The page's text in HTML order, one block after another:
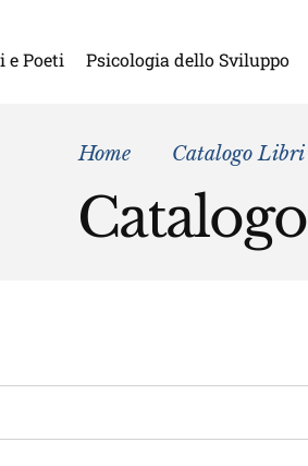
e Poeti Psicologia dello Sviluppo
Home Catalogo Libri
Catalogo